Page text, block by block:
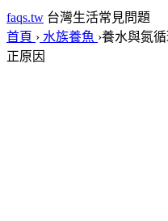
faqs.tw 台灣生活常見問題
首頁 › 水族養魚 ›養水與氮
正原因